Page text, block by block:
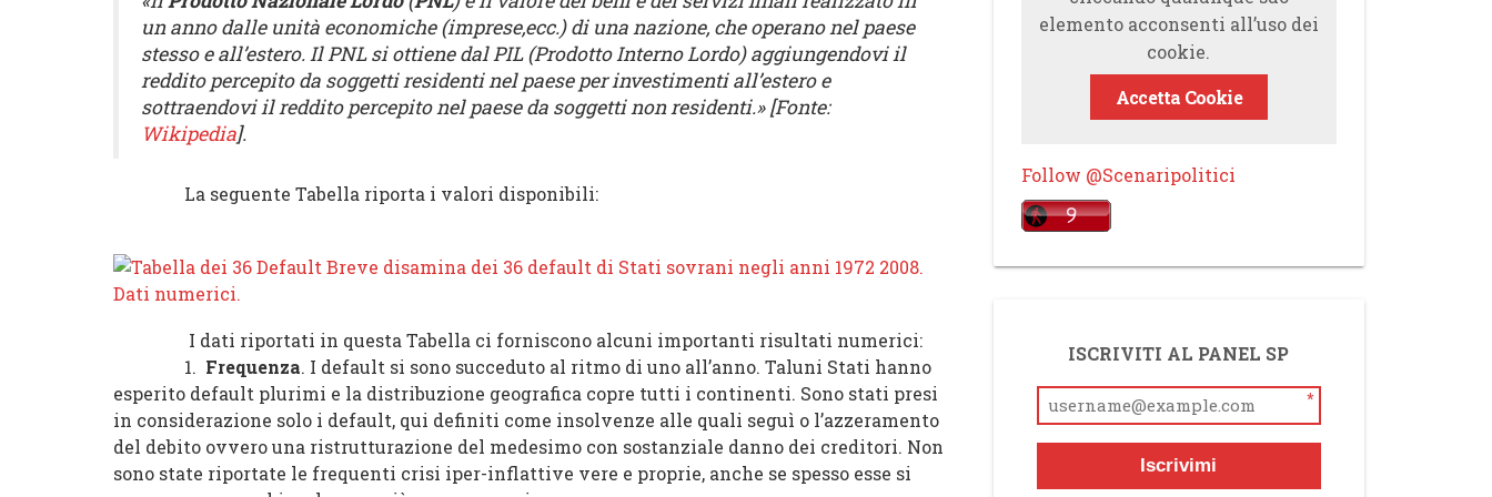
un anno dalle unità economiche (imprese,ecc.) di una nazione, che operano nel paese
stesso e all’estero. Il PNL si ottiene dal PIL (Prodotto Interno Lordo) aggiungendovi il
reddito percepito da soggetti residenti nel paese per investimenti all’estero e
sottraendovi il reddito percepito nel paese da soggetti non residenti.» [Fonte:
Wikipedia].
La seguente Tabella riporta i valori disponibili:
I dati riportati in questa Tabella ci forniscono alcuni importanti risultati numerici:
1. Frequenza. I default si sono succeduto al ritmo di uno all’anno. Taluni Stati hanno
esperito default plurimi e la distribuzione geografica copre tutti i continenti. Sono stati presi
in considerazione solo i default, qui definiti come insolvenze alle quali seguì o l’azzeramento
del debito ovvero una ristrutturazione del medesimo con sostanziale danno dei creditori. Non
sono state riportate le frequenti crisi iper-inflattive vere e proprie, anche se spesso esse si
elemento acconsenti all’uso dei
cookie.
Accetta Cookie
Follow @Scenaripolitici
ISCRIVITI AL PANEL SP
*
Iscrivimi